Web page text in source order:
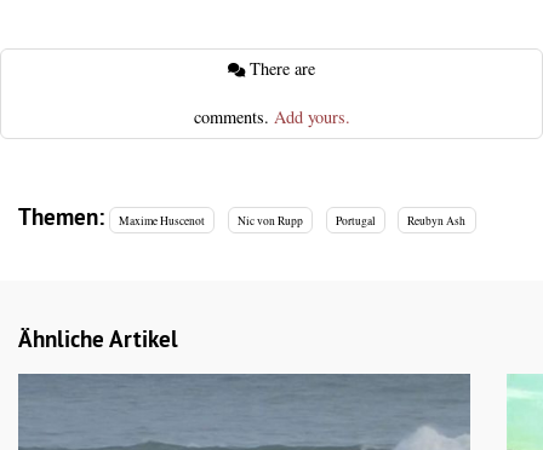
comments. Add yours.
Themen: Maxime Huscenot Nic von Rupp Portugal Reubyn Ash
Ähnliche Artikel